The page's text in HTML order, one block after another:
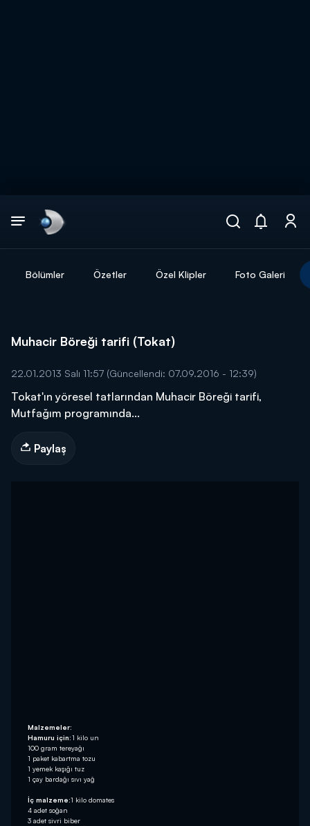
Bölümler Özetler Özel Klipler Foto Galeri
Muhacir Böreği tarifi (Tokat)
22.01.2013 Salı 11:57 (Güncellendi: 07.09.2016 - 12:39)
Tokat'ın yöresel tatlarından Muhacir Böreği tarifi,
Mutfağım programında...
Paylaş
Malzemeler:
Hamuru için:1 kilo un
100 gram tereyağı
1 paket kabartma tozu
1 yemek kaşığı tuz
1 çay bardağı sıvı yağ
İç malzeme:1 kilo domates
4 adet soğan
3 adet sivri biber